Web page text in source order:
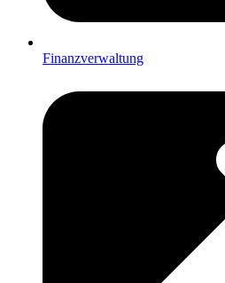
Finanzverwaltung